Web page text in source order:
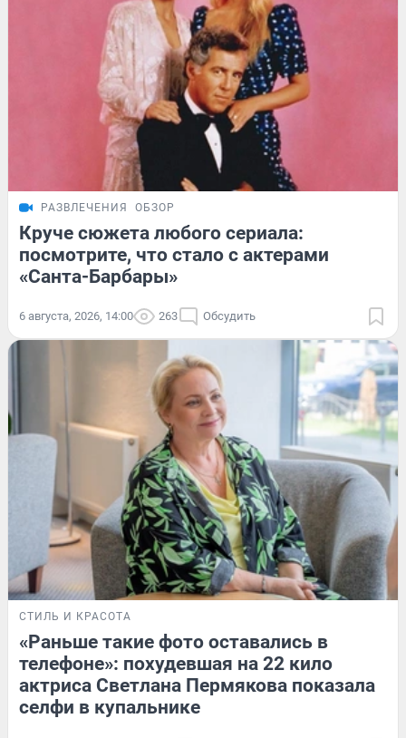
РАЗВЛЕЧЕНИЯ ОБЗОР
Круче сюжета любого сериала:
посмотрите, что стало с актерами
«Санта-Барбары»
6 августа, 2026, 14:00 263 Обсудить
СТИЛЬ И КРАСОТА
«Раньше такие фото оставались в
телефоне»: похудевшая на 22 кило
актриса Светлана Пермякова показала
селфи в купальнике